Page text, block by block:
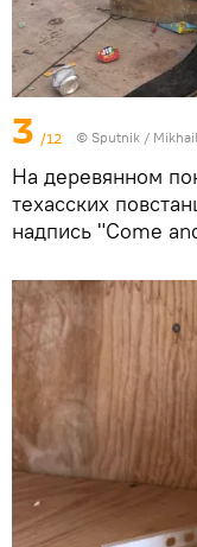
3 /12 © Sputnik /
На деревянном
техасских
надпись "Come